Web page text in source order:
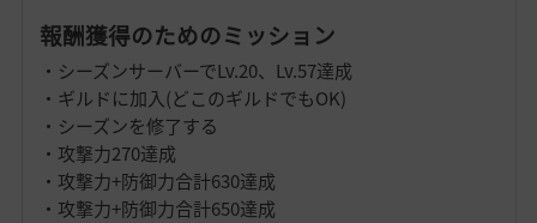
報酬獲得のためのミッション
・シーズンサーバーでLv.20、Lv.57達成
・ギルドに加入(どこのギルドでもOK)
・シーズンを修了する
・攻撃力270達成
・攻撃力+防御力合計630達成
・攻撃力+防御力合計650達成